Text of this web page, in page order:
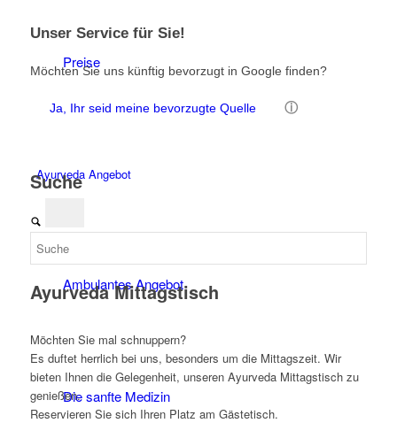
Preise
Ayurveda Angebot
Ambulantes Angebot
Die sanfte Medizin
Unser Service für Sie!
Möchten Sie uns künftig bevorzugt in Google finden?
Ja, Ihr seid meine bevorzugte Quelle ⓘ
Suche
Ayurveda Mittagstisch
Möchten Sie mal schnuppern?
Es duftet herrlich bei uns, besonders um die Mittagszeit. Wir
bieten Ihnen die Gelegenheit, unseren Ayurveda Mittagstisch zu
genießen.
Reservieren Sie sich Ihren Platz am Gästetisch.